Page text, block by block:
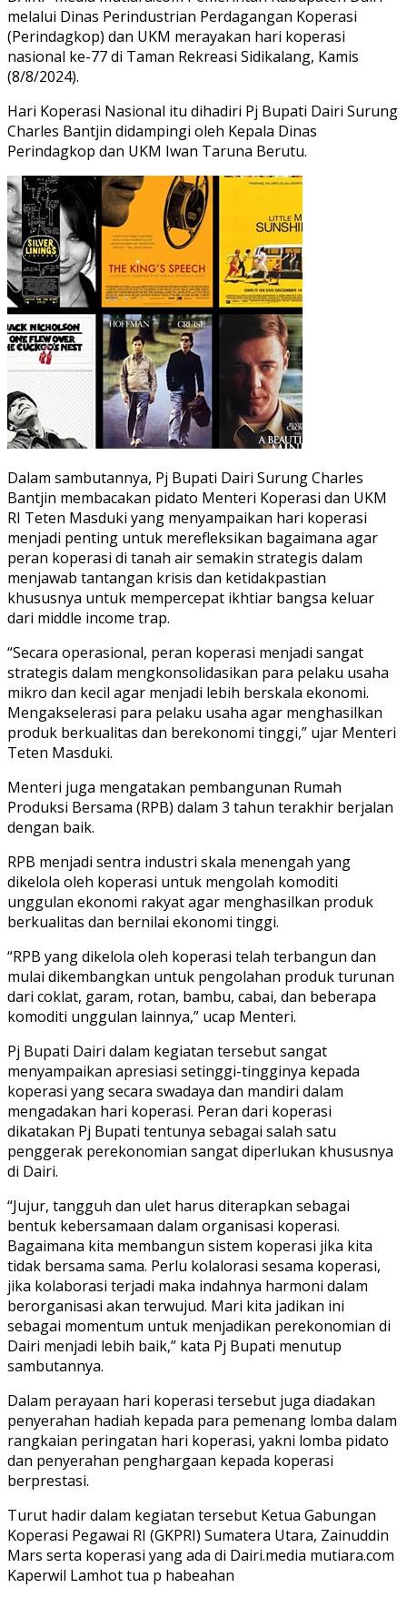
melalui Dinas Perindustrian Perdagangan Koperasi
(Perindagkop) dan UKM merayakan hari koperasi
nasional ke-77 di Taman Rekreasi Sidikalang, Kamis
(8/8/2024).
Hari Koperasi Nasional itu dihadiri Pj Bupati Dairi Surung
Charles Bantjin didampingi oleh Kepala Dinas
Perindagkop dan UKM Iwan Taruna Berutu.
Dalam sambutannya, Pj Bupati Dairi Surung Charles
Bantjin membacakan pidato Menteri Koperasi dan UKM
RI Teten Masduki yang menyampaikan hari koperasi
menjadi penting untuk merefleksikan bagaimana agar
peran koperasi di tanah air semakin strategis dalam
menjawab tantangan krisis dan ketidakpastian
khususnya untuk mempercepat ikhtiar bangsa keluar
dari middle income trap.
“Secara operasional, peran koperasi menjadi sangat
strategis dalam mengkonsolidasikan para pelaku usaha
mikro dan kecil agar menjadi lebih berskala ekonomi.
Mengakselerasi para pelaku usaha agar menghasilkan
produk berkualitas dan berekonomi tinggi,” ujar Menteri
Teten Masduki.
Menteri juga mengatakan pembangunan Rumah
Produksi Bersama (RPB) dalam 3 tahun terakhir berjalan
dengan baik.
RPB menjadi sentra industri skala menengah yang
dikelola oleh koperasi untuk mengolah komoditi
unggulan ekonomi rakyat agar menghasilkan produk
berkualitas dan bernilai ekonomi tinggi.
“RPB yang dikelola oleh koperasi telah terbangun dan
mulai dikembangkan untuk pengolahan produk turunan
dari coklat, garam, rotan, bambu, cabai, dan beberapa
komoditi unggulan lainnya,” ucap Menteri.
Pj Bupati Dairi dalam kegiatan tersebut sangat
menyampaikan apresiasi setinggi-tingginya kepada
koperasi yang secara swadaya dan mandiri dalam
mengadakan hari koperasi. Peran dari koperasi
dikatakan Pj Bupati tentunya sebagai salah satu
penggerak perekonomian sangat diperlukan khususnya
di Dairi.
“Jujur, tangguh dan ulet harus diterapkan sebagai
bentuk kebersamaan dalam organisasi koperasi.
Bagaimana kita membangun sistem koperasi jika kita
tidak bersama sama. Perlu kolalorasi sesama koperasi,
jika kolaborasi terjadi maka indahnya harmoni dalam
berorganisasi akan terwujud. Mari kita jadikan ini
sebagai momentum untuk menjadikan perekonomian di
Dairi menjadi lebih baik,” kata Pj Bupati menutup
sambutannya.
Dalam perayaan hari koperasi tersebut juga diadakan
penyerahan hadiah kepada para pemenang lomba dalam
rangkaian peringatan hari koperasi, yakni lomba pidato
dan penyerahan penghargaan kepada koperasi
berprestasi.
Turut hadir dalam kegiatan tersebut Ketua Gabungan
Koperasi Pegawai RI (GKPRI) Sumatera Utara, Zainuddin
Mars serta koperasi yang ada di Dairi.media mutiara.com
Kaperwil Lamhot tua p habeahan